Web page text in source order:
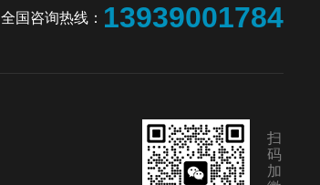
全国咨询热线： 13939001784
扫
码
加